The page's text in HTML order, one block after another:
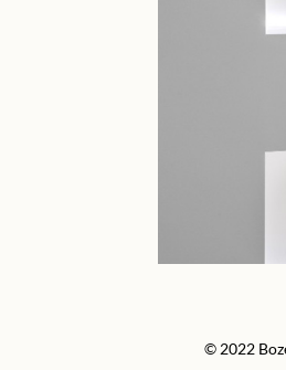
© 2022